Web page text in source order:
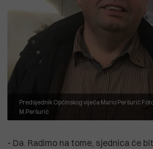
Predsjednik Općinskog vijeća Mario Peršurić
M.Peršurić
- Da. Radimo na tome, sjednica će